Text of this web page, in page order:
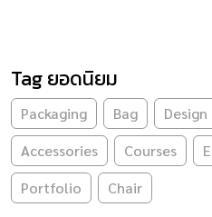
Tag ยอดนิยม
Packaging Bag Design
Accessories
Courses
Portfolio
Chair